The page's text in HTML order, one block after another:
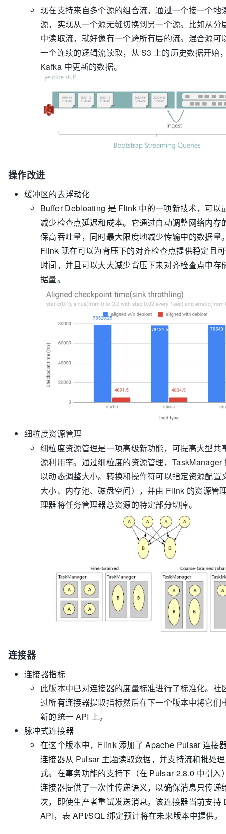
现在支持来自多个源的组合流，通过一个接一个地
源，实现从一个源无缝切换到另一个源。比如从分
中读取流，就好像有一个跨所有层的流。混合源可
一个连续的逻辑流读取，从 S3 上的历史数据开始
Kafka 中更新的数据。
操作改进
缓冲区的去浮动化
Buffer Debloating 是 Fl​​ink 中的一项新技术，可以
减少检查点延迟和成本。它通过自动调整网络内存
保高吞吐量，同时最大限度地减少传输中的数据量
Flink 现在可以为背压下的对齐检查点提供稳定且
时间，并且可以大大减少背压下未对齐检查点中存
据量。
细粒度资源管理
细粒度资源管理是一项高级新功能，可提高大型共
源利用率。通过细粒度的资源管理，TaskManager
以动态调整大小。转换和操作符可以指定资源配置
大小、内存池、磁盘空间），并由 Flink 的资源管
理器将任务管理器总资源的特定部分切掉。
连接器
连接器指标
此版本中已对连接器的度量标准进行了标准化。社
过所有连接器提取指标然后在下一个版本中将它们
新的统一 API 上。
脉冲式连接器
在这个版本中，Flink 添加了 Apache Pulsar 连接
连接器从 Pulsar 主题读取数据，并支持流和批处
式。在事务功能的支持下（在 Pulsar 2.8.0 中引入
连接器提供了一次性传递语义，以确保消息只传递
次，即使生产者重试发送消息。该连接器当前支持
API，表 API/SQL 绑定预计将在未来版本中提供​​​​​​​。​​​​​​​